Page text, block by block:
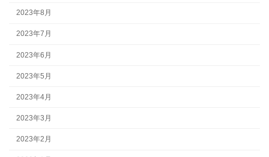
2023年8月
2023年7月
2023年6月
2023年5月
2023年4月
2023年3月
2023年2月